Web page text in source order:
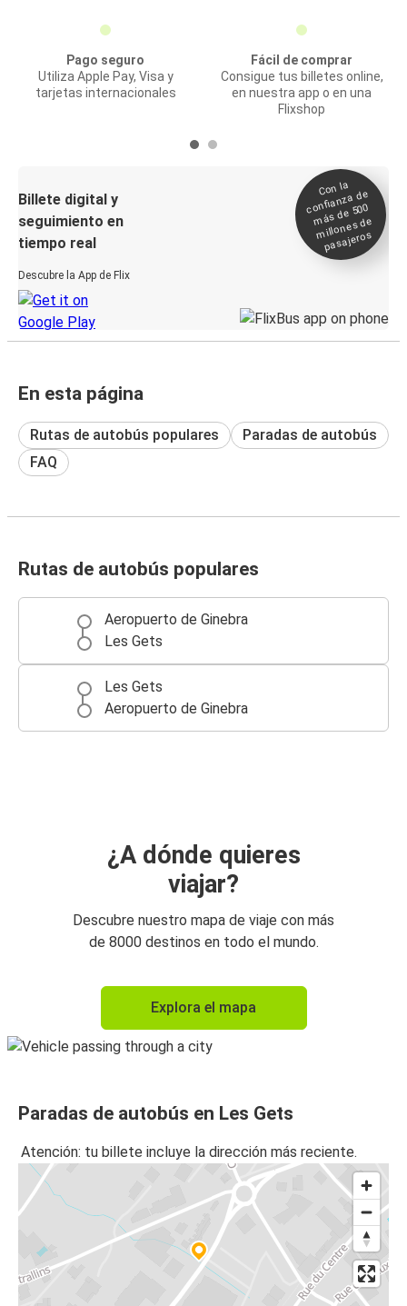
Pago seguro
Utiliza Apple Pay, Visa y
tarjetas internacionales
Fácil de comprar
Consigue tus billetes online,
en nuestra app o en una
Flixshop
Billete digital y
seguimiento en
tiempo real
Descubre la App de Flix
Con la
confianza de
más de 500
millones de
pasajeros
En esta página
Rutas de autobús populares
Paradas de autobús
FAQ
Rutas de autobús populares
Aeropuerto de Ginebra
Les Gets
Les Gets
Aeropuerto de Ginebra
¿A dónde quieres
viajar?
Descubre nuestro mapa de viaje con más
de 8000 destinos en todo el mundo.
Explora el mapa
Paradas de autobús en Les Gets
Atención: tu billete incluye la dirección más reciente.